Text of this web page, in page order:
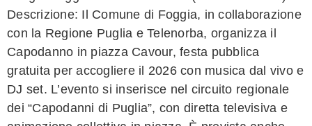
Descrizione: Il Comune di Foggia, in collaborazione
con la Regione Puglia e Telenorba, organizza il
Capodanno in piazza Cavour, festa pubblica
gratuita per accogliere il 2026 con musica dal vivo e
DJ set. L’evento si inserisce nel circuito regionale
dei “Capodanni di Puglia”, con diretta televisiva e